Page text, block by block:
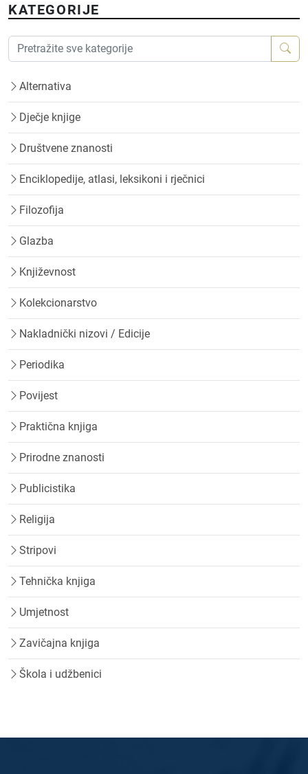
KATEGORIJE
Alternativa
Dječje knjige
Društvene znanosti
Enciklopedije, atlasi, leksikoni i rječnici
Filozofija
Glazba
Književnost
Kolekcionarstvo
Nakladnički nizovi / Edicije
Periodika
Povijest
Praktična knjiga
Prirodne znanosti
Publicistika
Religija
Stripovi
Tehnička knjiga
Umjetnost
Zavičajna knjiga
Škola i udžbenici